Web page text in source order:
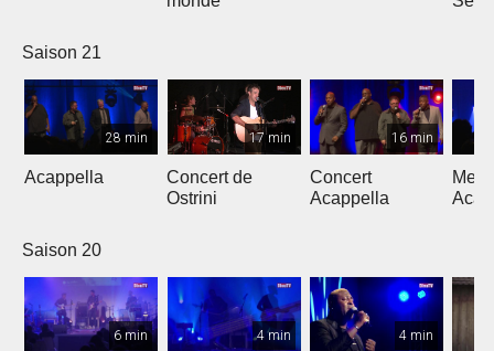
Saison 21
28 min
Acappella
17 min
Concert de
Ostrini
16 min
Concert
Acappella
Saison 20
6 min 4 min 4 min